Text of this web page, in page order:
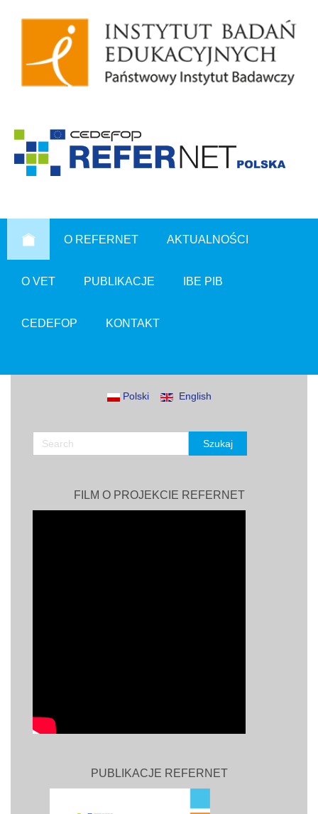
O REFERNET AKTUALNOŚCI
O VET PUBLIKACJE IBE PIB
CEDEFOP KONTAKT
Polski English
FILM O PROJEKCIE REFERNET
PUBLIKACJE REFERNET